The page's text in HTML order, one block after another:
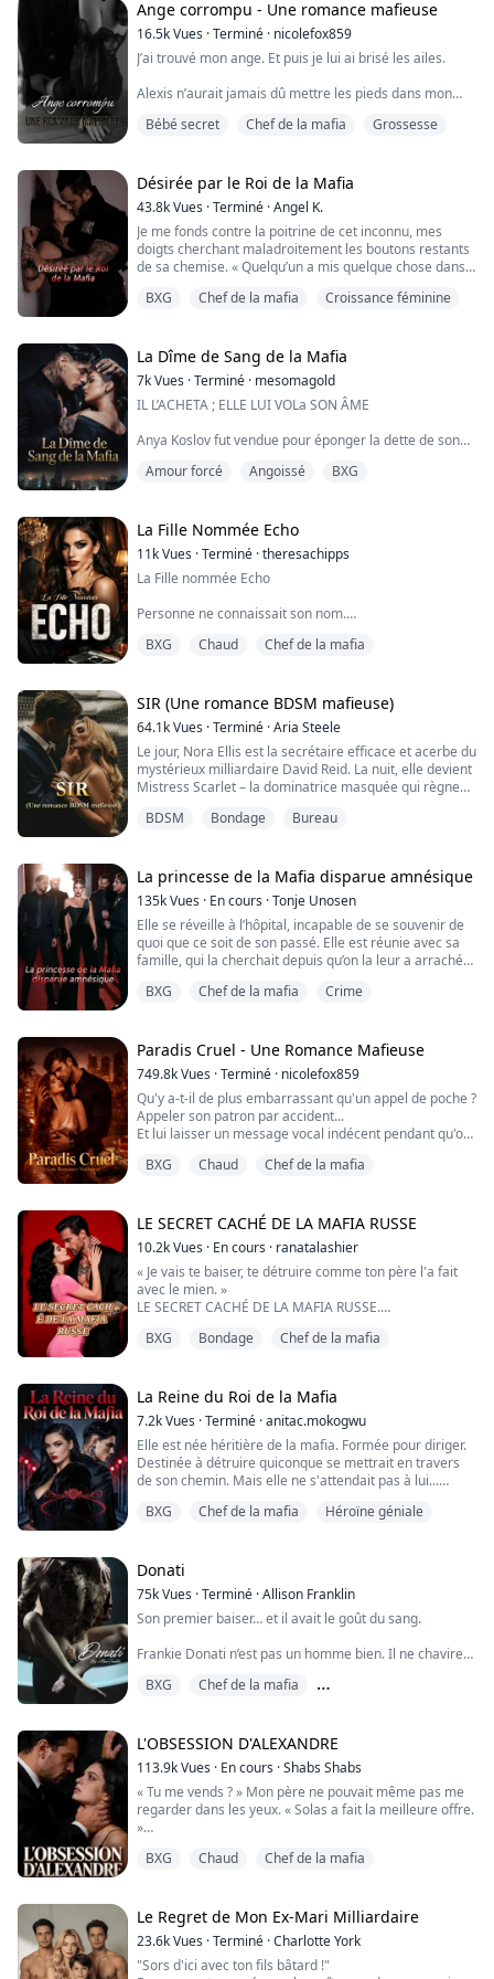
Lucien est né avec un secret.
Un secret qu’il ne comprenait même pas.
Un secret que son père a toujours su — et pour lequel
il l’a haï.
Pendant que son jumeau, Cassian, vivait libre, Lucien a
Ange corrompu - Une romance mafieuse
16.5kVues ·Terminé · nicolefox859
J’ai trouvé mon ange. Et puis je lui ai brisé les ailes.
Alexis n’aurait jamais dû mettre les pieds dans mon
Des hommes comme moi salissent des filles comme
Elle se croit dure. Elle pense pouvoir me gérer.
Mais elle ne sait pas à quel point mes ténèbres sont
profondes.
C’était mieux ainsi : la prendre pour une nuit et la l...
Bébé secret Chef de la mafia Grossesse
Désirée par le Roi de la Mafia
43.8kVues ·Terminé ·Angel K.
Je me fonds contre la poitrine de cet inconnu, mes
doigts cherchant maladroitement les boutons restants
de sa chemise. « Quelqu’un a mis quelque chose dans
Sa voix descend d’un cran, basse, dangereuse. « Tu
me baises… »
Je m’appelle Cherry, et ma vie a...
BXG Chef de la mafia Croissance féminine
La Dîme de Sang de la Mafia
7kVues ·Terminé · mesomagold
IL L’ACHETA ; ELLE LUI VOLa SON ÂME
Anya Koslov fut vendue pour éponger la dette de son
puissante de Moscou. Elle n’était plus qu’une
son nom.
— Je vous en prie… je ferai n’importe quoi, chuchota
Anya, sa voix pareille à un fil fragile dans le ...
Amour forcé Angoissé BXG
La Fille Nommée Echo
11kVues ·Terminé ·theresachipps
La Fille nommée Echo
Personne ne connaissait son nom.
l’anonymat était sa seule protection. Jusqu’au jour où
une erreur, un instant, la place directement sur la route
de l’homme le plus dangereux qu’elle aurait pu croiser.
Draco.
BXG Chaud Chef de la mafia
SIR (Une romance BDSM mafieuse)
64.1kVues ·Terminé ·Aria Steele
Le jour, Nora Ellis est la secrétaire efficace et acerbe du
mystérieux milliardaire David Reid. La nuit, elle devient
Mistress Scarlet – la dominatrice masquée qui règne
monde en tant que nouveau client.
David n’a rien à apprendre en matière de contrôle : le
jour, il est le PDG impitoyabl...
BDSM Bondage Bureau
La princesse de la Mafia disparue amnésique
135kVues · En cours ·Tonje Unosen
Elle se réveille à l’hôpital, incapable de se souvenir de
quoi que ce soit de son passé. Elle est réunie avec sa
famille, qui la cherchait depuis qu’on la leur a arrachée.
de roses, et Ella s’efforce de toutes ses forces de
même.
BXG Chef de la mafia Crime
Paradis Cruel - Une Romance Mafieuse
749.8kVues ·Terminé · nicolefox859
Qu'y a-t-il de plus embarrassant qu'un appel de poche ?
Appeler son patron par accident...
Et lui laisser un message vocal indécent pendant qu'on
Après une longue journée à satisfaire les moindres
caprices du milliardaire, j'ai grand besoin de relâcher
la pression.
Alors, en rentrant ...
BXG Chaud Chef de la mafia
LE SECRET CACHÉ DE LA MAFIA RUSSE
10.2kVues · En cours · ranatalashier
« Je vais te baiser, te détruire comme ton père l'a fait
avec le mien. »
LE SECRET CACHÉ DE LA MAFIA RUSSE.
mon père, mais j'avais besoin d'être à nouveau en elle.
BXG Bondage Chef de la mafia
La Reine du Roi de la Mafia
7.2kVues ·Terminé ·anitac.mokogwu
Elle est née héritière de la mafia. Formée pour diriger.
Destinée à détruire quiconque se mettrait en travers
de son chemin. Mais elle ne s'attendait pas à lui...
Fiorella D'Angelo a toujours été l'arme la plus affûtée
l'intérieur, tout ce qu'elle croyait savoir sur la loyauté
vole en éc...
BXG Chef de la mafia Héroïne géniale
Donati
75kVues ·Terminé ·Allison Franklin
Son premier baiser… et il avait le goût du sang.
Frankie Donati n’est pas un homme bien. Il ne chavire
amoureux. Il utilise, prend, conquiert et jette. Aussi
dirait qu’elle pourrait faire bien plus avec ce scalpel que
soulager les pa...
BXG
Chef de la mafia
L'OBSESSION D'ALEXANDRE
113.9kVues · En cours ·Shabs Shabs
« Tu me vends ? » Mon père ne pouvait même pas me
regarder dans les yeux. « Solas a fait la meilleure offre.
»
attrapée, sa grande main serrant possessivement ma
écarter ses jambes. »
Il m’a traînée jusqu’à sa voiture, me jetant sur la b...
BXG Chaud Chef de la mafia
Le Regret de Mon Ex-Mari Milliardaire
23.6kVues ·Terminé ·Charlotte York
"Sors d'ici avec ton fils bâtard !"